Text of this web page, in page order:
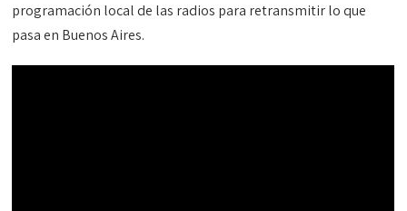
programación local de las radios para retransmitir lo que
pasa en Buenos Aires.